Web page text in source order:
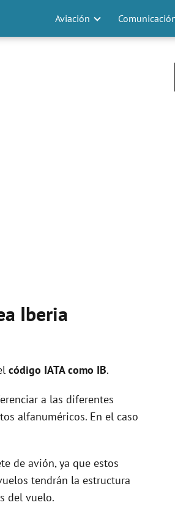
Aviación
Iberia
código IATA como IB.
a las diferentes
alfanuméricos. En el caso
de avión, ya que estos
tendrán la estructura
del vuelo.